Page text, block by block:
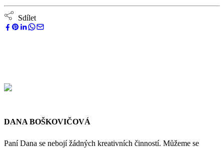
Sdílet
DANA BOŠKOVIČOVÁ
Paní Dana se nebojí žádných kreativních činností. Můžeme se